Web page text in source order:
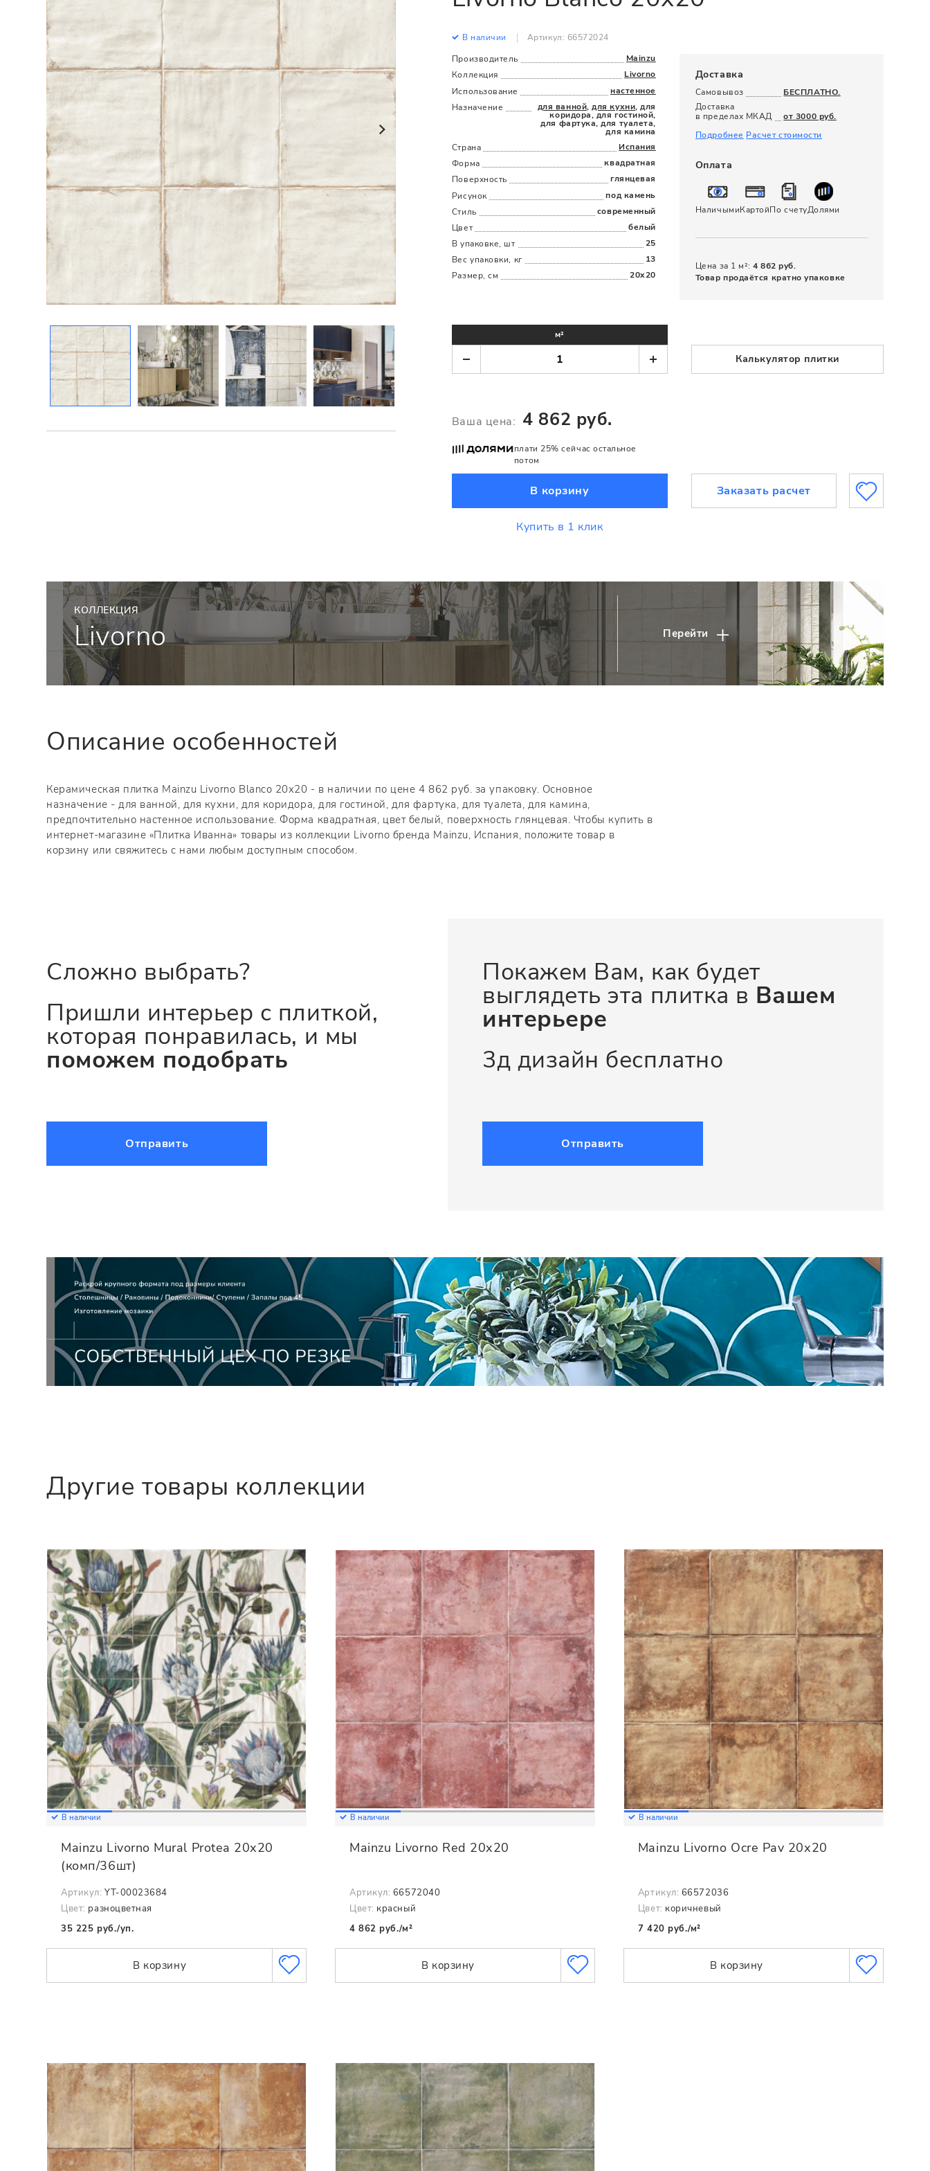
Для кухни
Для фартука
Все
Все
Посмотреть всю керамическую плитку
120 x 280
Посмотреть весь керамогранит
Посмотреть всю мозаику
В наличии
Артикул: 66572024
Производитель
Mainzu
Коллекция
Livorno
Использование
настенное
Назначение
для ванной,для кухни, для
коридора, для гостиной,
для фартука, для туалета,
для камина
Страна
Испания
Форма
квадратная
Поверхность
глянцевая
Рисунок
под камень
Стиль
современный
Цвет
белый
В упаковке, шт
25
Вес упаковки, кг
13
Размер, см
20x20
Доставка
Самовывоз
БЕСПЛАТНО.
Доставка
в пределах МКАД
от 3000 руб.
Подробнее Расчет стоимости
Оплата
НаличымиКартойПо счетуДолями
Цена за 1 м²: 4 862 руб.
Товар продаётся кратно упаковке
м²
Калькулятор плитки
Ваша цена: 4 862 руб.
плати 25% сейчас остальное
потом
В корзину
Купить в 1 клик
Заказать расчет
КОЛЛЕКЦИЯ
Livorno Перейти
Описание особенностей
Керамическая плитка Mainzu Livorno Blanco 20х20 - в наличии по цене 4 862 руб. за упаковку. Основное
назначение - для ванной, для кухни, для коридора, для гостиной, для фартука, для туалета, для камина,
предпочтительно настенное использование. Форма квадратная, цвет белый, поверхность глянцевая. Чтобы купить в
интернет-магазине «Плитка Иванна» товары из коллекции Livorno бренда Mainzu, Испания, положите товар в
корзину или свяжитесь с нами любым доступным способом.
Сложно выбрать?
Пришли интерьер с плиткой,
которая понравилась, и мы
поможем подобрать
Отправить
Покажем Вам, как будет
выглядеть эта плитка в Вашем
интерьере
3д дизайн бесплатно
Отправить
Другие товары коллекции
В наличии
Mainzu Livorno Mural Protea 20х20
(комп/36шт)
Артикул: YT-00023684
Цвет: разноцветная
35 225 руб./уп.
В корзину
В наличии
Mainzu Livorno Red 20х20
Артикул: 66572040
Цвет: красный
4 862 руб./м²
В корзину
В наличии
Mainzu Livorno Ocre Pav 20х20
Артикул: 66572036
Цвет: коричневый
7 420 руб./м²
В корзину